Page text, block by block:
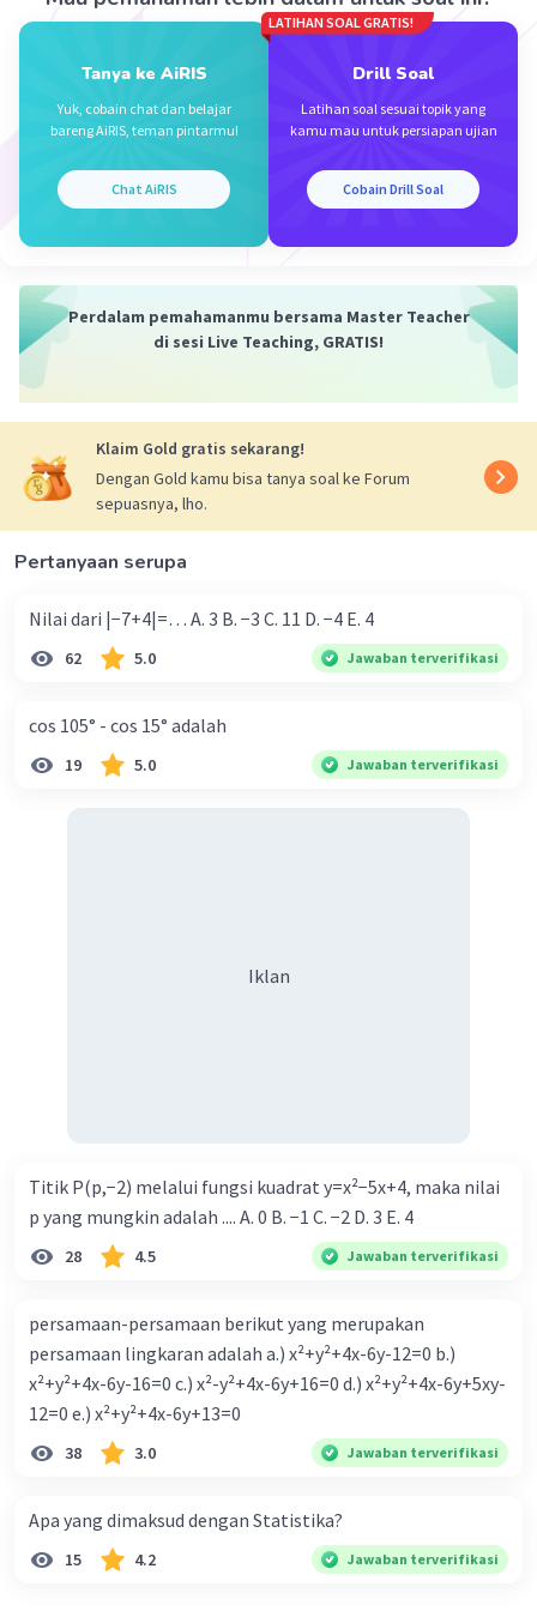
pq/(2p + 1).
Semoga membantu.
Beri Rating·5.0(1) Balas
Iklan
MagicalMiracle M
Diketahui:
Pembahasan:
¹⁵⁰log 4 = log 4/log 150 (mengikuti sifat
log b/log a)
= log 4/log 5 + log 5 + log 6
5 di atas setiap log mengikuti rumus yang telah
diketahui)
= q/(1 + 1 + ⁵log 6) (ubah & substitusikan)
= q/(2 + (⁶log 6/⁶log 5)) (tambahkan basis 6
dalam pecahan kedua)
Tanya ke AiRIS
Yuk, cobain chat dan belajar
bareng AiRIS, teman pintarmu!
Chat AiRIS
LATIHAN SOAL GRATIS!
Drill Soal
Latihan soal sesuai topik yang
kamu mau untuk persiapan ujian
Cobain Drill Soal
Perdalam pemahamanmu bersama Master Teacher
di sesi Live Teaching, GRATIS!
Klaim Gold gratis sekarang!
Dengan Gold kamu bisa tanya soal ke Forum
sepuasnya, lho.
Pertanyaan serupa
Nilai dari |−7+4|=… A. 3 B. −3 C. 11 D. −4 E. 4
62 5.0 Jawaban terverifikasi
cos 105° - cos 15° adalah
19 5.0 Jawaban terverifikasi
Iklan
Titik P(p,−2) melalui fungsi kuadrat y=x²−5x+4, maka nilai
p yang mungkin adalah .... A. 0 B. −1 C. −2 D. 3 E. 4
28 4.5 Jawaban terverifikasi
persamaan-persamaan berikut yang merupakan
persamaan lingkaran adalah a.) x²+y²+4x-6y-12=0 b.)
x²+y²+4x-6y-16=0 c.) x²-y²+4x-6y+16=0 d.) x²+y²+4x-6y+5xy-
12=0 e.) x²+y²+4x-6y+13=0
38 3.0 Jawaban terverifikasi
Apa yang dimaksud dengan Statistika?
15 4.2 Jawaban terverifikasi